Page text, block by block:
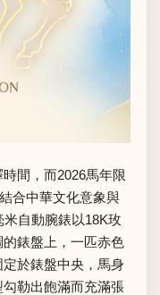
間，而2026馬年限
合中華文化意象與
自動腕錶以18K玫
錶盤上，一匹赤色
於錶盤中央，馬身
勒出飽滿而充滿張